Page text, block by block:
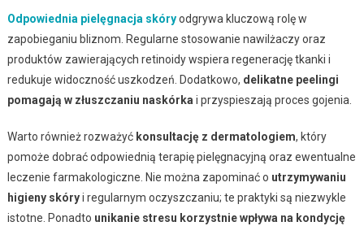
Odpowiednia pielęgnacja skóryodgrywa kluczową rolę w
zapobieganiu bliznom. Regularne stosowanie nawilżaczy oraz
produktów zawierających retinoidy wspiera regenerację tkanki i
redukuje widoczność uszkodzeń. Dodatkowo, delikatne peelingi
pomagają w złuszczaniu naskórkai przyspieszają proces gojenia.
Warto również rozważyć konsultację z dermatologiem, który
pomoże dobrać odpowiednią terapię pielęgnacyjną oraz ewentualne
leczenie farmakologiczne. Nie można zapominać o utrzymywaniu
higieny skóryi regularnym oczyszczaniu; te praktyki są niezwykle
istotne. Ponadto unikanie stresu korzystnie wpływa na kondycję